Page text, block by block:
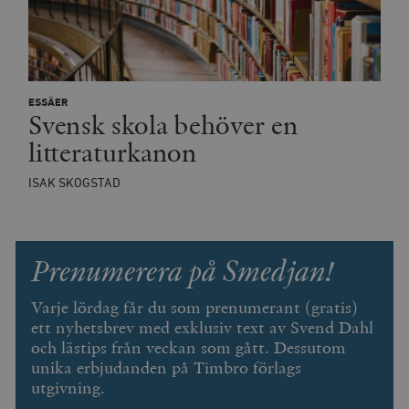
ESSÄER
Svensk skola behöver en
litteraturkanon
ISAK SKOGSTAD
Prenumerera på Smedjan!
Varje lördag får du som prenumerant (gratis)
ett nyhetsbrev med exklusiv text av Svend Dahl
och lästips från veckan som gått. Dessutom
unika erbjudanden på Timbro förlags
utgivning.
_hjFirstSeen
Hotjar Ltd
.timbro.se
woocommerce_items_in_cart
wp_woocommerce_session_[abcdef0123456789]
timbro.se
__cf_bm
Cloudflare
Inc.